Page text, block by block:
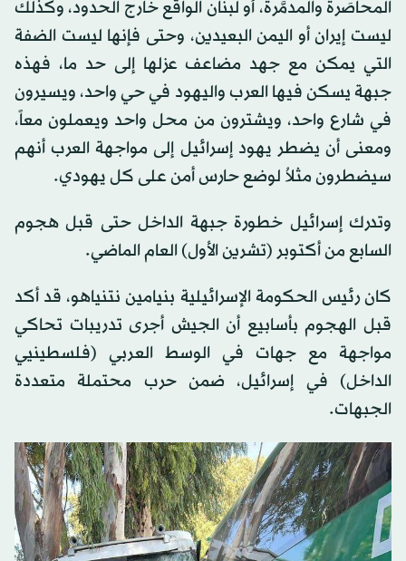
المحاصَرة والمدمَّرة، أو لبنان الواقع خارج الحدود، وكذلك
ليست إيران أو اليمن البعيدين، وحتى فإنها ليست الضفة
التي يمكن مع جهد مضاعف عزلها إلى حد ما، فهذه
جبهة يسكن فيها العرب واليهود في حي واحد، ويسيرون
في شارع واحد، ويشترون من محل واحد ويعملون معاً،
ومعنى أن يضطر يهود إسرائيل إلى مواجهة العرب أنهم
سيضطرون مثلاُ لوضع حارس أمن على كل يهودي.
وتدرك إسرائيل خطورة جبهة الداخل حتى قبل هجوم
السابع من أكتوبر (تشرين الأول) العام الماضي.
كان رئيس الحكومة الإسرائيلية بنيامين نتنياهو، قد أكد
قبل الهجوم بأسابيع أن الجيش أجرى تدريبات تحاكي
مواجهة مع جهات في الوسط العربي (فلسطينيي
الداخل) في إسرائيل، ضمن حرب محتملة متعددة
الجبهات.